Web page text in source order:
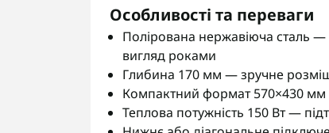
Особливості та переваги
Полірована нержавіюча сталь —
вигляд роками
Глибина 170 мм — зручне
Компактний формат 570×430 мм
Теплова потужність 150 Вт —